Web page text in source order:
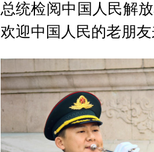
总统检阅中国人民解
欢迎中国人民的老朋